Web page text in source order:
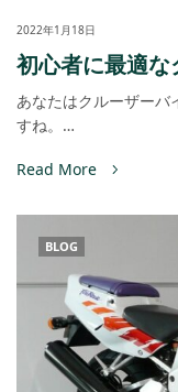
2022年1月18日
初心者に最適な
あなたはクルーザーバ
すね。…
Read More
BLOG